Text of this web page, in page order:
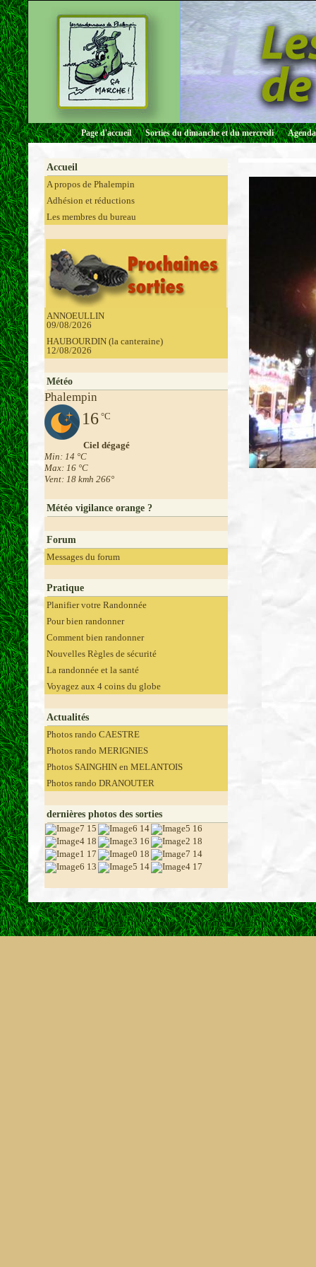
Page d'accueil Sorties du dimanche et du mercredi
Accueil
A propos de Phalempin
Adhésion et réductions
Les membres du bureau
ANNOEULLIN
09/08/2026
HAUBOURDIN (la canteraine)
12/08/2026
Météo
Phalempin
16 °C
Ciel dégagé
Min: 14 °C
Max: 16 °C
Vent: 18 kmh 266°
Météo vigilance orange ?
Forum
Messages du forum
Pratique
Planifier votre Randonnée
Pour bien randonner
Comment bien randonner
Nouvelles Règles de sécurité
La randonnée et la santé
Voyagez aux 4 coins du globe
Actualités
Photos rando CAESTRE
Photos rando MERIGNIES
Photos SAINGHIN en MELANTOIS
Photos rando DRANOUTER
dernières photos des sorties